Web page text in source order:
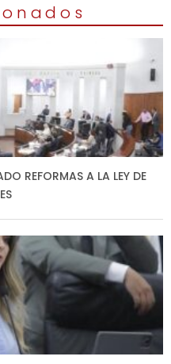
REFORMAS A LA LEY DE